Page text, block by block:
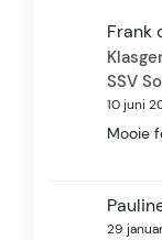
Frank
SSV
10 juni
Mooie
29